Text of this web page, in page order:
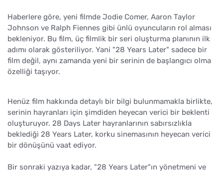
Haberlere göre, yeni filmde Jodie Comer, Aaron Taylor
Johnson ve Ralph Fiennes gibi ünlü oyuncuların rol alması
bekleniyor. Bu film, üç filmlik bir seri oluşturma planının ilk
adımı olarak gösteriliyor. Yani "28 Years Later" sadece bir
film değil, aynı zamanda yeni bir serinin de başlangıcı olma
özelliği taşıyor.
Henüz film hakkında detaylı bir bilgi bulunmamakla birlikte,
serinin hayranları için şimdiden heyecan verici bir beklenti
oluşturuyor. 28 Days Later hayranlarının sabırsızlıkla
beklediği 28 Years Later, korku sinemasının heyecan verici
bir dönüşünü vaat ediyor.
Bir sonraki yazıya kadar, "28 Years Later"ın yönetmeni ve